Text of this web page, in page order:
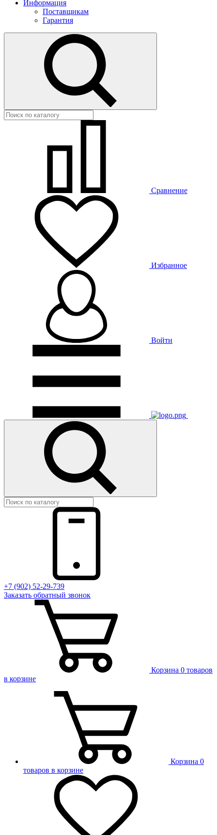
Информация
Поставщикам
Гарантия
Сравнение
Избранное
Войти
+7 (902) 52-29-739
Заказать обратный звонок
Корзина 0 товаров
в корзине
Корзина 0
товаров в корзине